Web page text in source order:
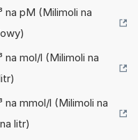
na pM (Milimoli na
na mol/l (Milimoli na
na mmol/l (Milimoli na
litr)